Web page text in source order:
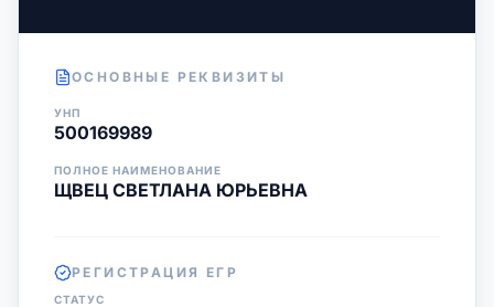
ОСНОВНЫЕ РЕКВИЗИТЫ
УНП
500169989
ПОЛНОЕ НАИМЕНОВАНИЕ
ЩВЕЦ СВЕТЛАНА ЮРЬЕВНА
РЕГИСТРАЦИЯ ЕГР
СТАТУС